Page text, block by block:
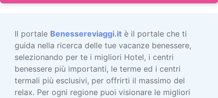
Il portale Benessereviaggi.it è il portale che ti
guida nella ricerca delle tue vacanze benessere,
selezionando per te i migliori Hotel, i centri
benessere più importanti, le terme ed i centri
termali più esclusivi, per offrirti il massimo del
relax. Per ogni regione puoi visionare le migliori